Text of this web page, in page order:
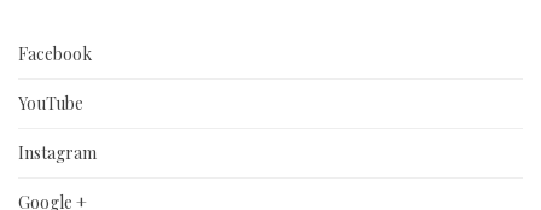
Facebook
YouTube
Instagram
Google +